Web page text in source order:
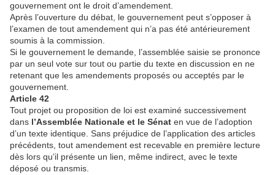
gouvernement ont le droit d’amendement.
Après l’ouverture du débat, le gouvernement peut s’opposer à
l’examen de tout amendement qui n’a pas été antérieurement
soumis à la commission.
Si le gouvernement le demande, l’assemblée saisie se prononce
par un seul vote sur tout ou partie du texte en discussion en ne
retenant que les amendements proposés ou acceptés par le
gouvernement.
Article 42
Tout projet ou proposition de loi est examiné successivement
dans l’Assemblée Nationale et le Sénat en vue de l’adoption
d’un texte identique. Sans préjudice de l’application des articles
précédents, tout amendement est recevable en première lecture
dès lors qu’il présente un lien, même indirect, avec le texte
déposé ou transmis.